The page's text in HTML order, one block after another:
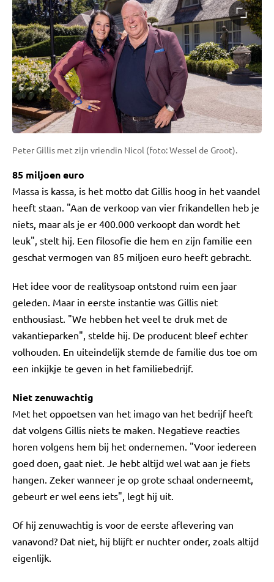
Peter Gillis met zijn vriendin Nicol (foto: Wessel de Groot).
85 miljoen euro
Massa is kassa, is het motto dat Gillis hoog in het vaandel
heeft staan. "Aan de verkoop van vier frikandellen heb je
niets, maar als je er 400.000 verkoopt dan wordt het
leuk", stelt hij. Een filosofie die hem en zijn familie een
geschat vermogen van 85 miljoen euro heeft gebracht.
Het idee voor de realitysoap ontstond ruim een jaar
geleden. Maar in eerste instantie was Gillis niet
enthousiast. "We hebben het veel te druk met de
vakantieparken", stelde hij. De producent bleef echter
volhouden. En uiteindelijk stemde de familie dus toe om
een inkijkje te geven in het familiebedrijf.
Niet zenuwachtig
Met het oppoetsen van het imago van het bedrijf heeft
dat volgens Gillis niets te maken. Negatieve reacties
horen volgens hem bij het ondernemen. "Voor iedereen
goed doen, gaat niet. Je hebt altijd wel wat aan je fiets
hangen. Zeker wanneer je op grote schaal onderneemt,
gebeurt er wel eens iets", legt hij uit.
Of hij zenuwachtig is voor de eerste aflevering van
vanavond? Dat niet, hij blijft er nuchter onder, zoals altijd
eigenlijk.